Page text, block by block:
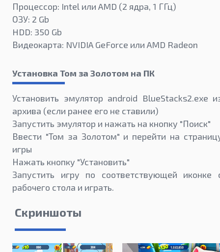
Процессор: Intel или AMD (2 ядра, 1 ГГц)
ОЗУ: 2 Gb
HDD: 350 Gb
Видеокарта: NVIDIA GeForce или AMD Radeon
Установка Том за Золотом на ПК
Установить эмулятор android BlueStacks2.exe
архива (если ранее его не ставили)
Запустить эмулятор и нажать на кнопку "Поиск"
Ввести "Том за Золотом" и перейти на
игры
Нажать кнопку "Установить"
Запустить игру по соответствующей иконке
рабочего стола и играть.
Скриншоты